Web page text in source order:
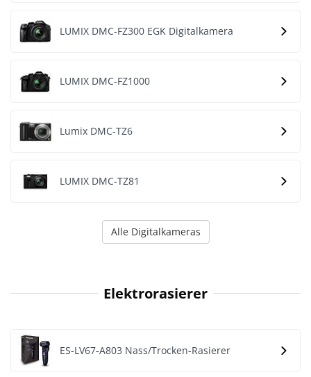
LUMIX DMC-FZ300 EGK Digitalkamera
LUMIX DMC-FZ1000
Lumix DMC-TZ6
LUMIX DMC-TZ81
Alle Digitalkameras
Elektrorasierer
ES-LV67-A803 Nass/Trocken-Rasierer